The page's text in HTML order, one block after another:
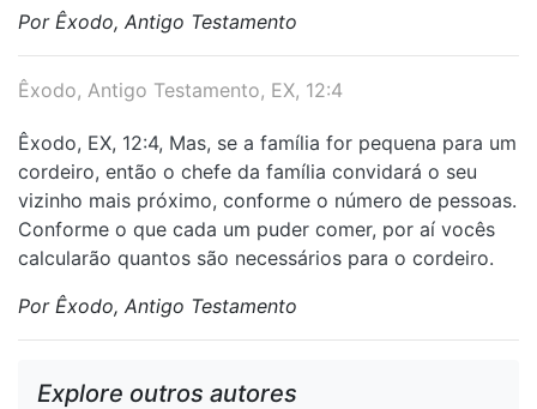
Por Êxodo, Antigo Testamento
Êxodo, Antigo Testamento, EX, 12:4
Êxodo, EX, 12:4, Mas, se a família for pequena para um
cordeiro, então o chefe da família convidará o seu
vizinho mais próximo, conforme o número de pessoas.
Conforme o que cada um puder comer, por aí vocês
calcularão quantos são necessários para o cordeiro.
Por Êxodo, Antigo Testamento
Explore outros autores